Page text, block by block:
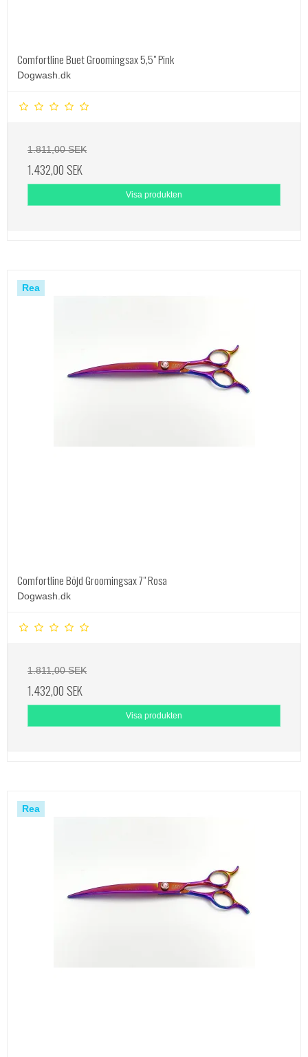
Comfortline Buet Groomingsax 5,5" Pink
Dogwash.dk
1.811,00 SEK
1.432,00 SEK
Visa produkten
Rea
Comfortline Böjd Groomingsax 7" Rosa
Dogwash.dk
1.811,00 SEK
1.432,00 SEK
Visa produkten
Rea